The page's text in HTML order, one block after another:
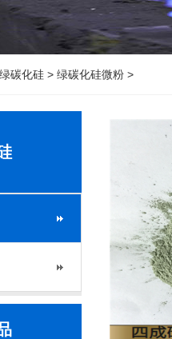
绿碳化硅 > 绿碳化硅微粉 >